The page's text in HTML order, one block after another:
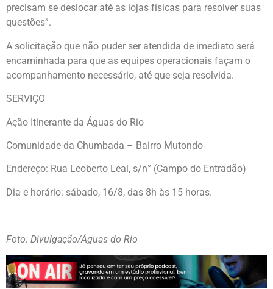
precisam se deslocar até as lojas físicas para resolver suas
questões”.
A solicitação que não puder ser atendida de imediato será
encaminhada para que as equipes operacionais façam o
acompanhamento necessário, até que seja resolvida.
SERVIÇO
Ação Itinerante da Águas do Rio
Comunidade da Chumbada – Bairro Mutondo
Endereço: Rua Leoberto Leal, s/n° (Campo do Entradão)
Dia e horário: sábado, 16/8, das 8h às 15 horas.
Foto: Divulgação/Águas do Rio